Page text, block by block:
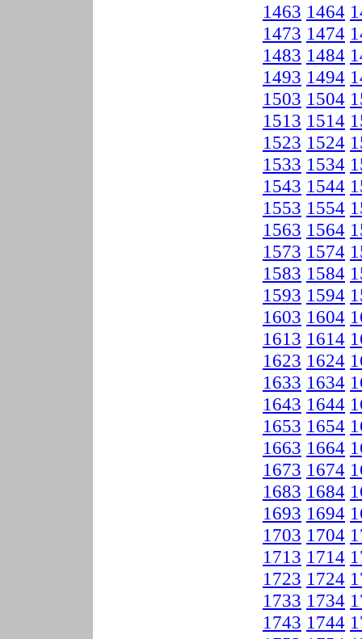
1463 1464
1473 1474
1483 1484
1493 1494
1503 1504
1513 1514
1523 1524
1533 1534
1543 1544
1553 1554
1563 1564
1573 1574
1583 1584
1593 1594
1603 1604
1613 1614
1623 1624
1633 1634
1643 1644
1653 1654
1663 1664
1673 1674
1683 1684
1693 1694
1703 1704
1713 1714
1723 1724
1733 1734
1743 1744